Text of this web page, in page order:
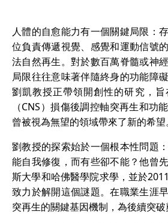
人體的自愈能力有一個關鍵局限：
位負責傳遞視覺、感覺和運動信號
法自然再生。對於數百萬脊髓或神
局限往往意味著伴隨終身的功能障
劉凱教授正帶領開創性的研究，
（CNS）損傷後調控軸突再生和功
曾被視為無望的領域帶來了新的希望
劉教授的探索始於一個根本性問題
能自我修復，而有些卻不能？他曾
斯大學和哈佛醫學院求學，並於
致力於解開這個謎題。在職業生涯
突再生的關鍵基因機制，為後續突破